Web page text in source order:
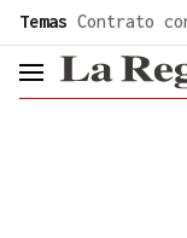
Temas Contrato
header.menu.open